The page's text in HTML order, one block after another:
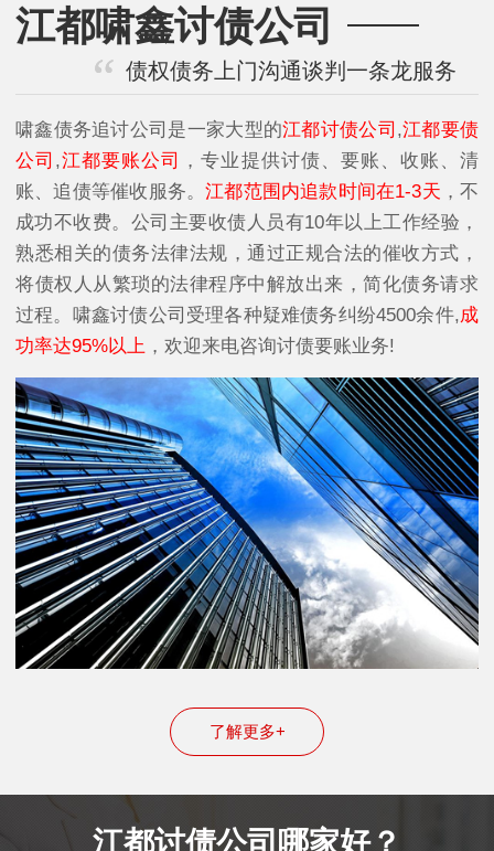
江都啸鑫讨债公司
债权债务上门沟通谈判一条龙服务
啸鑫债务追讨公司是一家大型的江都讨债公司 ,江都要债
公司 ,江都要账公司
，专业提供讨债、要账、收账、清
账、追债等催收服务。江都范围内追款时间在1-3天 ，不
成功不收费。公司主要收债人员有10年以上工作经验，
熟悉相关的债务法律法规，通过正规合法的催收方式，
将债权人从繁琐的法律程序中解放出来，简化债务请求
过程。啸鑫讨债公司受理各种疑难债务纠纷4500余件,成
功率达95%以上 ，欢迎来电咨询讨债要账业务!
了解更多+
江都讨债公司哪家好？